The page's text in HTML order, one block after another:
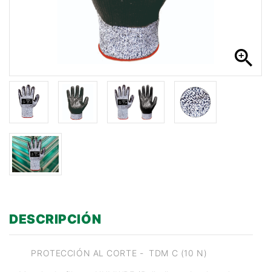
zoom_in
DESCRIPCIÓN
PROTECCIÓN AL CORTE - TDM C (10 N)